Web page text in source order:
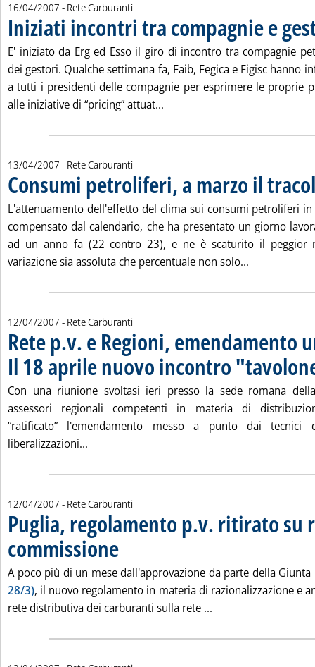
16/04/2007 - Rete Carburanti
Iniziati incontri tra compagnie e
E' iniziato da Erg ed Esso il giro di incontro tra compagnie
dei gestori. Qualche settimana fa, Faib, Fegica e Figisc hanno
a tutti i presidenti delle compagnie per esprimere le proprie
alle iniziative di “pricing” attuat...
13/04/2007 - Rete Carburanti
Consumi petroliferi, a marzo il
L'attenuamento dell'effetto del clima sui consumi petroliferi
compensato dal calendario, che ha presentato un giorno
ad un anno fa (22 contro 23), e ne è scaturito il peggior
variazione sia assoluta che percentuale non solo...
12/04/2007 - Rete Carburanti
Rete p.v. e Regioni, emendamento
Il 18 aprile nuovo incontro
Con una riunione svoltasi ieri presso la sede romana
assessori regionali competenti in materia di
“ratificato” l'emendamento messo a punto dai
liberalizzazioni...
12/04/2007 - Rete Carburanti
Puglia, regolamento p.v. ritirato su
commissione . Pubblicata giovedì 12 aprile 2007 alle 16.17.
A poco più di un mese dall'approvazione da parte della
28/3), il nuovo regolamento in materia di razionalizzazione e
rete distributiva dei carburanti sulla rete ...